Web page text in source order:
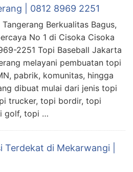
| 0812 8969 2251
Berkualitas Bagus,
No 1 di Cisoka Cisoka
2251 Topi Baseball Jakarta
melayani pembuatan topi
pabrik, komunitas, hingga
dibuat mulai dari jenis topi
trucker, topi bordir, topi
golf, topi …
Terdekat di Mekarwangi |